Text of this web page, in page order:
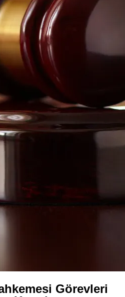
Görevleri